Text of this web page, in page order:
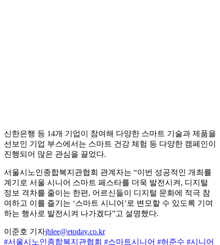
신한은행 등 14개 기업이 참여해 다양한 스마트 기술과 제품을
선보인 기업 부스에서는 스마트 건강 체험 등 다양한 캠페인이
진행되어 많은 관심을 끌었다.
서울시노인종합복지관협회 관계자는 “이번 성공적인 개최를
계기로 서울 시니어 스마트 페스타를 더욱 발전시켜, 디지털
정보 격차를 줄이는 한편, 어르신들이 디지털 문화에 적극 참
여하고 이를 즐기는 ‘스마트 시니어’로 변모할 수 있도록 기여
하는 행사로 발전시켜 나가겠다”고 설명했다.
이준호 기자jhlee@etoday.co.kr
#서울시노인종합복지관협회 #스마트시니어 #허준수 #시니어